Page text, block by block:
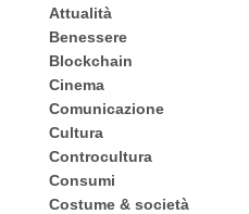
Attualità
Benessere
Blockchain
Cinema
Comunicazione
Cultura
Controcultura
Consumi
Costume & società